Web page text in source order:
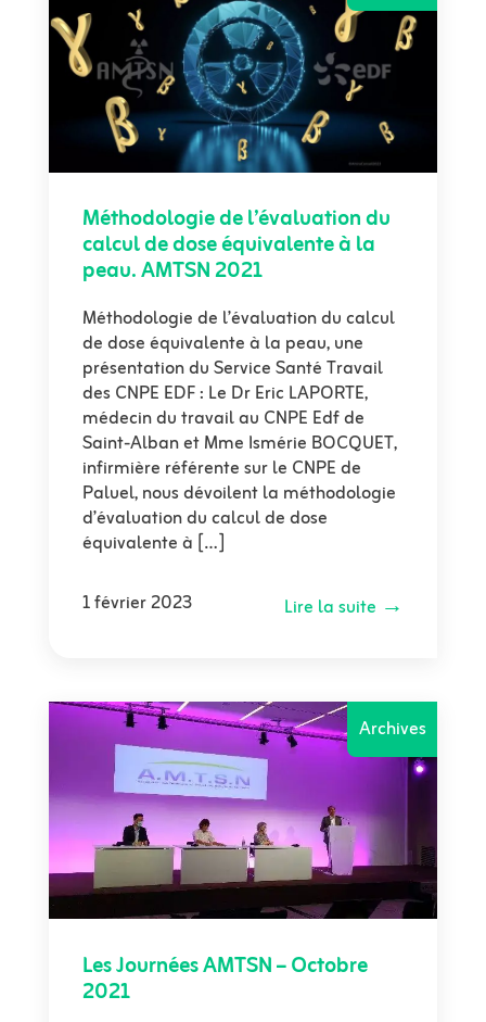
Méthodologie de l’évaluation du
calcul de dose équivalente à la
peau. AMTSN 2021
Méthodologie de l’évaluation du calcul
de dose équivalente à la peau, une
présentation du Service Santé Travail
des CNPE EDF : Le Dr Eric LAPORTE,
médecin du travail au CNPE Edf de
Saint-Alban et Mme Ismérie BOCQUET,
infirmière référente sur le CNPE de
Paluel, nous dévoilent la méthodologie
d’évaluation du calcul de dose
équivalente à […]
1 février 2023
Lire la suite →
Archives
Les Journées AMTSN – Octobre
2021